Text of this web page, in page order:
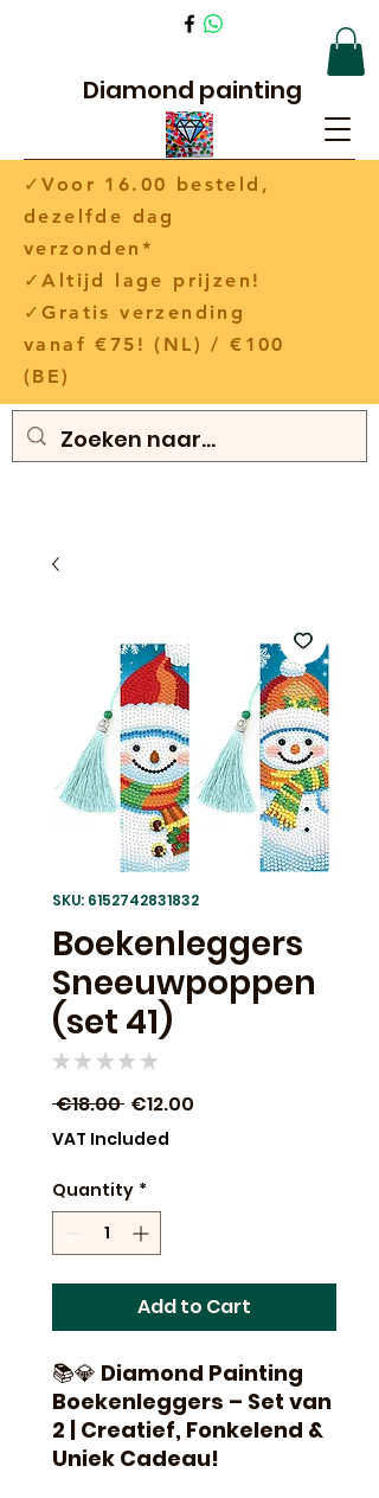
Diamond painting
✓Voor 16.00 besteld,
dezelfde dag
verzonden*
✓Altijd lage prijzen!
✓Gratis verzending
vanaf €75! (NL) / €100
(BE)
SKU: 6152742831832
Boekenleggers
Sneeuwpoppen
(set 41)
★ ★ ★ ★ ★
€18.00 Regular
Price
€12.00
VAT Included
Quantity *
Add to Cart
📚💎 Diamond Painting
Boekenleggers – Set van
2 | Creatief, Fonkelend &
Uniek Cadeau!